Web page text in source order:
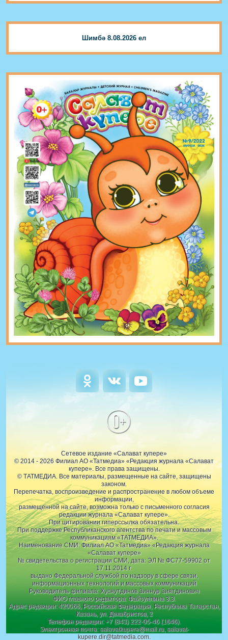
Шимбә 8.08.2026 ел
0+
Сетевое издание «Салават купере»
© 2014 - 2026 Филиал АО «Татмедиа» «Редакция журнала «Салават
купере». Все права защищены.
© ТАТМЕДИА. Все материалы, размещенные на сайте, защищены
законом.
Перепечатка, воспроизведение и распространение в любом объеме
информации,
размещенной на сайте, возможна только с письменного согласия
редакции журнала «Салават купере».
При цитировании гиперссылка обязательна.
При поддержке Республиканского агентства по печати и массовым
коммуникациям «ТАТМЕДИА».
Наименование СМИ: Филиал АО «Татмедиа» «Редакция журнала
«Салават купере»
№ свидетельства о регистрации СМИ, дата: ЭЛ № ФС77-59902 от
17.11.2014 г.
выдано Федеральной службой по надзору в сфере связи,
информационных технологий и массовых коммуникаций
Руководитель филиала: Хуснутдинов Зиннур Зиятдинович
ФИО главного редактора: Файзуллина З.З.
Адрес редакции: 420066, Российская Федерация, Республика Татарстан,
Казань, ул. Декабристов, 2
Телефон редакции: +7 (843) 222-05-46 (1646).
Электронная почта: salavatkupere@mail.ru, salavat-
kupere.dir@tatmedia.com.